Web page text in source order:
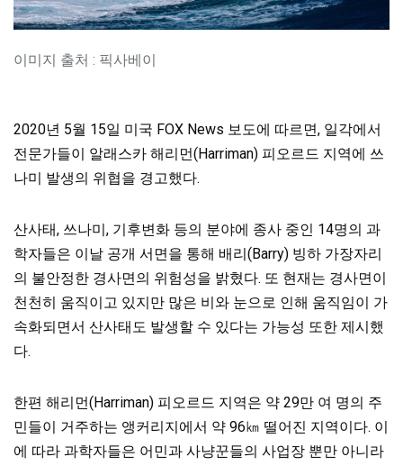
이미지 출처 : 픽사베이
2020년 5월 15일 미국 FOX News 보도에 따르면, 일각에서
전문가들이 알래스카 해리먼(Harriman) 피오르드 지역에 쓰
나미 발생의 위협을 경고했다.
산사태, 쓰나미, 기후변화 등의 분야에 종사 중인 14명의 과
학자들은 이날 공개 서면을 통해 배리(Barry) 빙하 가장자리
의 불안정한 경사면의 위험성을 밝혔다. 또 현재는 경사면이
천천히 움직이고 있지만 많은 비와 눈으로 인해 움직임이 가
속화되면서 산사태도 발생할 수 있다는 가능성 또한 제시했
다.
한편 해리먼(Harriman) 피오르드 지역은 약 29만 여 명의 주
민들이 거주하는 앵커리지에서 약 96㎞ 떨어진 지역이다. 이
에 따라 과학자들은 어민과 사냥꾼들의 사업장 뿐만 아니라